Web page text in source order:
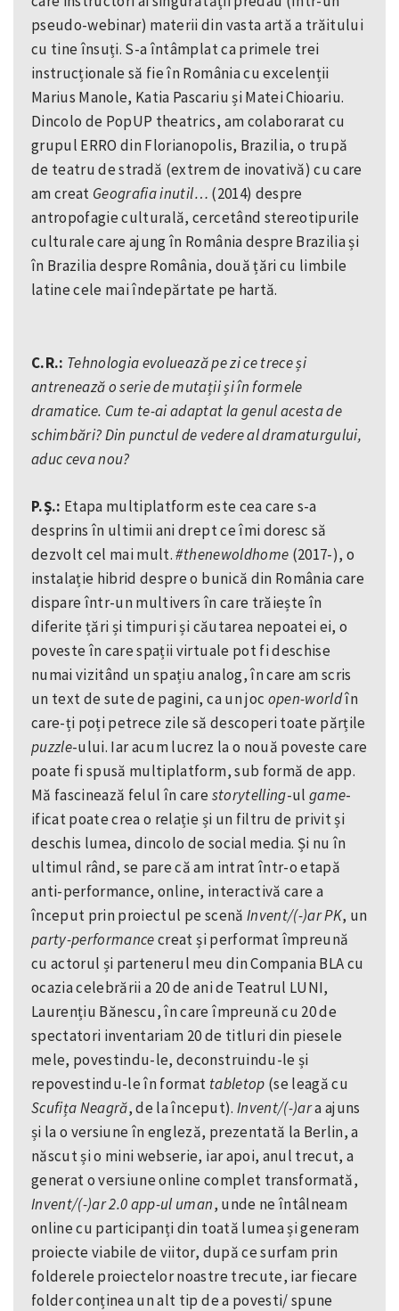
pseudo-webinar) materii din vasta artă a trăitului
cu tine însuți. S-a întâmplat ca primele trei
instrucționale să fie în România cu excelenții
Marius Manole, Katia Pascariu și Matei Chioariu.
Dincolo de PopUP theatrics, am colaborarat cu
grupul ERRO din Florianopolis, Brazilia, o trupă
de teatru de stradă (extrem de inovativă) cu care
am creat Geografia inutil… (2014) despre
antropofagie culturală, cercetând stereotipurile
culturale care ajung în România despre Brazilia și
în Brazilia despre România, două țări cu limbile
latine cele mai îndepărtate pe hartă.
C.R.: Tehnologia evoluează pe zi ce trece și
antrenează o serie de mutații și în formele
dramatice. Cum te-ai adaptat la genul acesta de
schimbări? Din punctul de vedere al dramaturgului,
aduc ceva nou?
P.Ș.: Etapa multiplatform este cea care s-a
desprins în ultimii ani drept ce îmi doresc să
dezvolt cel mai mult.#thenewoldhome (2017-), o
instalație hibrid despre o bunică din România care
dispare într-un multivers în care trăiește în
diferite țări și timpuri și căutarea nepoatei ei, o
poveste în care spații virtuale pot fi deschise
numai vizitând un spațiu analog, în care am scris
un text de sute de pagini, ca un joc open-worldîn
care-ți poți petrece zile să descoperi toate părțile
puzzle-ului. Iar acum lucrez la o nouă poveste care
poate fi spusă multiplatform, sub formă de app.
Mă fascinează felul în care storytelling-ul game-
ificat poate crea o relație și un filtru de privit și
deschis lumea, dincolo de social media. Și nu în
ultimul rând, se pare că am intrat într-o etapă
anti-performance, online, interactivă care a
început prin proiectul pe scenă Invent/(-)ar PK, un
party-performancecreat și performat împreună
cu actorul și partenerul meu din Compania BLA cu
ocazia celebrării a 20 de ani de Teatrul LUNI,
Laurențiu Bănescu, în care împreună cu 20 de
spectatori inventariam 20 de titluri din piesele
mele, povestindu-le, deconstruindu-le și
repovestindu-le în format tabletop (se leagă cu
Scufița Neagră, de la început). Invent/(-)ara ajuns
și la o versiune în engleză, prezentată la Berlin, a
născut și o mini webserie, iar apoi, anul trecut, a
generat o versiune online complet transformată,
Invent/(-)ar 2.0 app-ul uman, unde ne întâlneam
online cu participanți din toată lumea și generam
proiecte viabile de viitor, după ce surfam prin
folderele proiectelor noastre trecute, iar fiecare
folder conținea un alt tip de a povesti/ spune